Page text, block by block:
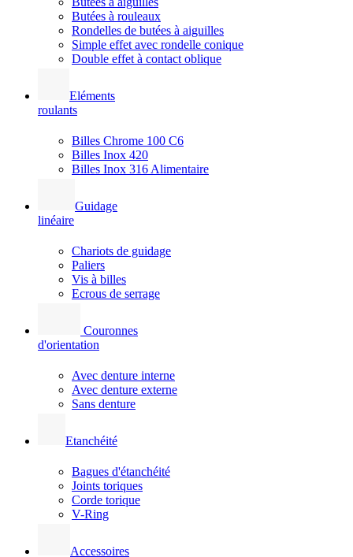
Butées à rouleaux
Rondelles de butées à aiguilles
Simple effet avec rondelle conique
Double effet à contact oblique
Eléments
roulants
Billes Chrome 100 C6
Billes Inox 420
Billes Inox 316 Alimentaire
Guidage
linéaire
Chariots de guidage
Paliers
Vis à billes
Ecrous de serrage
Couronnes
d'orientation
Avec denture interne
Avec denture externe
Sans denture
Etanchéité
Bagues d'étanchéité
Joints toriques
Corde torique
V-Ring
Accessoires